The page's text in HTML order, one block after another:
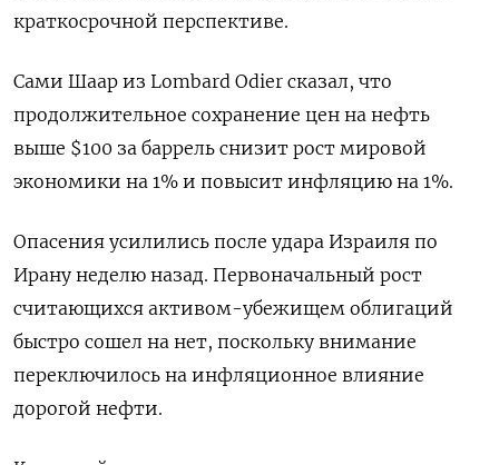
краткосрочной перспективе.
Сами Шаар из Lombard Odier сказал, что
продолжительное сохранение цен на нефть
выше $100 за баррель снизит рост мировой
экономики на 1% и повысит инфляцию на 1%.
Опасения усилились после удара Израиля по
Ирану неделю назад. Первоначальный рост
считающихся активом-убежищем облигаций
быстро сошел на нет, поскольку внимание
переключилось на инфляционное влияние
дорогой нефти.